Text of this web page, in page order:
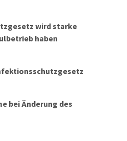
wird starke
haben
bei Änderung des